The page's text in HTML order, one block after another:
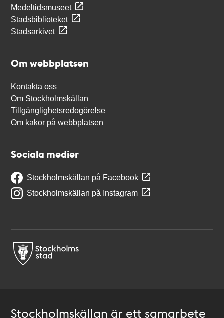
Medeltidsmuseet
Stadsbiblioteket
Stadsarkivet
Om webbplatsen
Kontakta oss
Om Stockholmskällan
Tillgänglighetsredogörelse
Om kakor på webbplatsen
Sociala medier
Stockholmskällan på Facebook
Stockholmskällan på Instagram
Stockholmskällan är ett samarbete